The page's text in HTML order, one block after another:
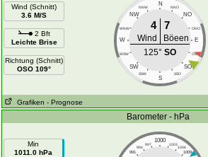
Wind (Schnitt)
3.6 M/S
2 Bft
Leichte Brise
Richtung (Schnitt)
OSO 109°
N
NNW NNO
NW NO
WNW ONO
W E
WSW OSO
SW SO
SSW SSO
S
4 7
Wind
Böeen
125° SO
Grafiken - Prognose
Barometer - hPa
Min
1011.0 hPa
1000
997 1003
994
1006
991
1009